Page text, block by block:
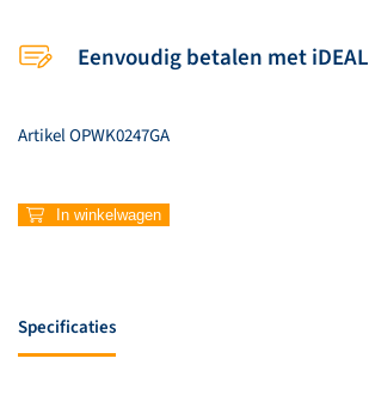
Eenvoudig betalen met iDEAL
ArtikelOPWK0247GA
247
doen
wat
In winkelwagen
Specificaties